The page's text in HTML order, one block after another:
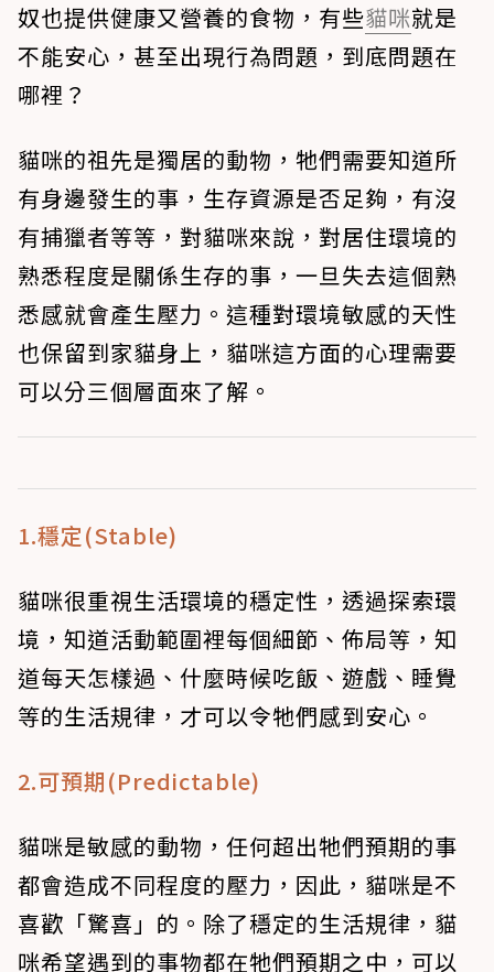
奴也提供健康又營養的食物，有些貓咪就是
不能安心，甚至出現行為問題，到底問題在
哪裡？
貓咪的祖先是獨居的動物，牠們需要知道所
有身邊發生的事，生存資源是否足夠，有沒
有捕獵者等等，對貓咪來說，對居住環境的
熟悉程度是關係生存的事，一旦失去這個熟
悉感就會產生壓力。這種對環境敏感的天性
也保留到家貓身上，貓咪這方面的心理需要
可以分三個層面來了解。
1.穩定(Stable)
貓咪很重視生活環境的穩定性，透過探索環
境，知道活動範圍裡每個細節、佈局等，知
道每天怎樣過、什麼時候吃飯、遊戲、睡覺
等的生活規律，才可以令牠們感到安心。
2.可預期(Predictable)
貓咪是敏感的動物，任何超出牠們預期的事
都會造成不同程度的壓力，因此，貓咪是不
喜歡「驚喜」的。除了穩定的生活規律，貓
咪希望遇到的事物都在牠們預期之中，可以